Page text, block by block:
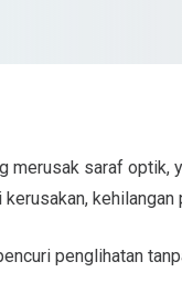
merusak saraf
penglihatan